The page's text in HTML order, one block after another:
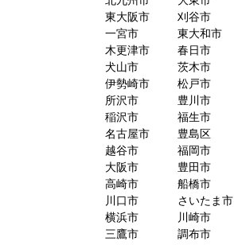
東大阪市
刈谷市
一宮市
東大和市
木更津市
春日市
犬山市
茨木市
伊勢崎市
松戸市
所沢市
豊川市
稲沢市
福生市
名古屋市
豊島区
越谷市
福岡市
大阪市
豊田市
高崎市
船橋市
川口市
さいたま市
横浜市
川崎市
三鷹市
調布市